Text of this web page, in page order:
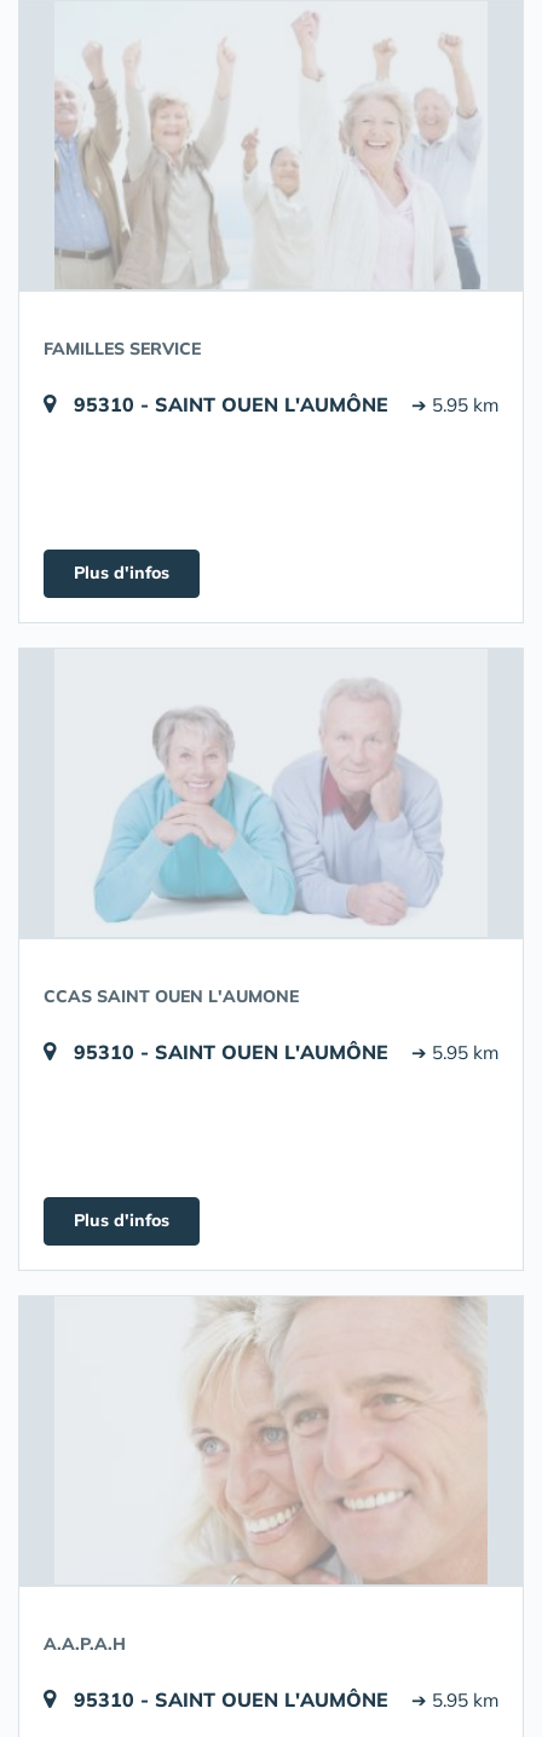
FAMILLES SERVICE
95310 - SAINT OUEN L'AUMÔNE ➔ 5.95 km
Plus d'infos
CCAS SAINT OUEN L'AUMONE
95310 - SAINT OUEN L'AUMÔNE ➔ 5.95 km
Plus d'infos
A.A.P.A.H
95310 - SAINT OUEN L'AUMÔNE ➔ 5.95 km